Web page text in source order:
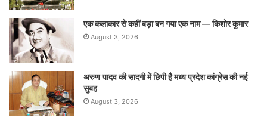
एक कलाकार से कहीं बड़ा बन गया एक नाम — किशोर कुमार
August 3, 2026
अरुण यादव की सादगी में छिपी है मध्य प्रदेश कांग्रेस की नई
सुबह
August 3, 2026